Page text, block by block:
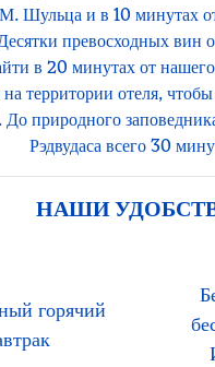
Шульца и в 10 минутах
превосходных вин
в 20 минутах от нашего
территории отеля,
До природного
Рэдвудаса всего 30
НАШИ
горячий